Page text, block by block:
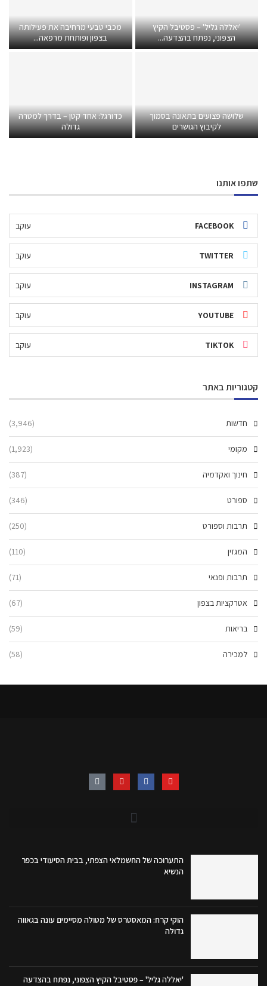
'יאללה גליל' – פסטיבל הקיץ
הצפוני, נפתח בהצדעה...
מכבי טבעי מרחיבה את פעילותה
בצפון ופותחת מרפאה...
שלושה פצועים בתאונה בסמוך
לקיבוץ הגושרים
כדורגל: אחד קטן – בדרך למטרה
גדולה
שתפו אותנו
FACEBOOK עוקב
TWITTER עוקב
INSTAGRAM עוקב
YOUTUBE עוקב
TIKTOK עוקב
קטגוריות באתר
חדשות (3,946)
מקומי (1,923)
חינוך ואקדמיה (387)
ספורט (346)
תרבות וספורט (250)
המגזין (110)
תרבות ופנאי (71)
אטרקציות בצפון (67)
בריאות (59)
למכירה (58)
התערוכה של החשמלאי הצפתי, בבית הסיעודי בכפר
הנשיא
הוקי קרח: המאסטרס של מטולה מסיימים עונה בגאווה
גדולה
'יאללה גליל' – פסטיבל הקיץ הצפוני, נפתח בהצדעה